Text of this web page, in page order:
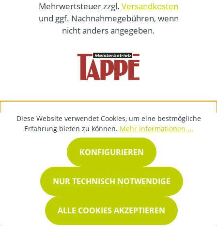
Mehrwertsteuer zzgl. Versandkosten
und ggf. Nachnahmegebühren, wenn
nicht anders angegeben.
Diese Website verwendet Cookies, um eine bestmögliche
Erfahrung bieten zu können. Mehr Informationen ...
NUR TECHNISCH NOTWENDIGE
KONFIGURIEREN
ALLE COOKIES AKZEPTIEREN